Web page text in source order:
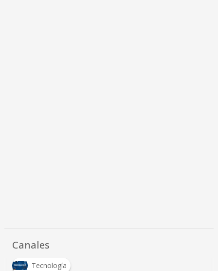
Canales
Tecnología